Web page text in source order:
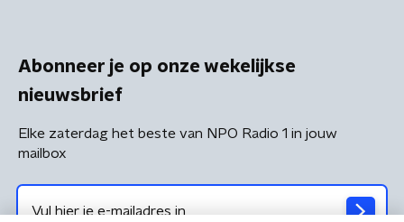
Abonneer je op onze wekelijkse
nieuwsbrief
Elke zaterdag het beste van NPO Radio 1 in jouw
mailbox